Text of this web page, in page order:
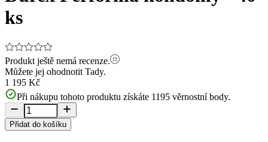
ks
Produkt ještě nemá recenze.
Můžete jej ohodnotit Tady.
1 195 Kč
Při nákupu tohoto produktu získáte 1195 věrnostní body.
Přidat do košíku